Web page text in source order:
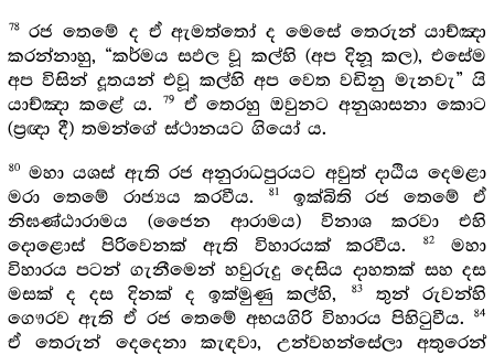
78රජ තෙමේ ද ඒ ඇමත්තෝ ද මෙසේ තෙරුන් යාච්ඤා
කරන්නාහු, “කර්මය සඵල වූ කල්හි (අප දිනූ කල), එසේම
අප විසින් දූතයන් එවූ කල්හි අප වෙත වඩිනු මැනවැ” යි
යාච්ඤා කළේ ය.
79ඒ තෙරහු ඔවුනට අනුශාසනා කොට
(ප්‍රඥා දී) තමන්ගේ ස්ථානයට ගියෝ ය.
80මහා යශස් ඇති රජ අනුරාධපුරයට අවුත් දාඨිය දෙමළා
මරා තෙමේ රාජ්‍යය කරවීය.
81
ඉක්බිති රජ තෙමේ ඒ
නිඝණ්ඨාරාමය (ජෛන ආරාමය) විනාශ කරවා එහි
දොළොස් පිරිවෙනක් ඇති විහාරයක් කරවීය.
82
මහා
විහාරය පටන් ගැනීමෙන් හවුරුදු දෙසිය දාහතක් සහ දස
මසක් ද දස දිනක් ද ඉක්මුණු කල්හි,
83තුන් රුවන්හි
ගෞරව ඇති ඒ රජ තෙමේ අභයගිරි විහාරය පිහිටුවීය.
84
ඒ තෙරුන් දෙදෙනා කැඳවා, උන්වහන්සේලා අතුරෙන්